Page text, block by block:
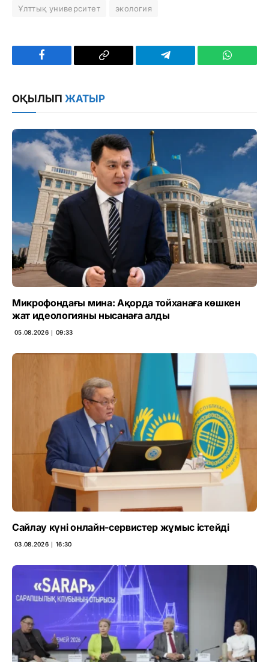
Ұлттық университет
экология
Facebook
Copy
Telegram
ОҚЫЛЫП ЖАТЫР
Микрофондағы мина: Ақорда тойханаға көшкен
жат идеологияны нысанаға алды
05.08.2026 ∣ 09:33
Сайлау күні онлайн-сервистер жұмыс істейді
03.08.2026 ∣ 16:30